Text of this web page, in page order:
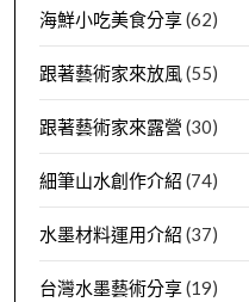
海鮮小吃美食分享 (62)
跟著藝術家來放風 (55)
跟著藝術家來露營 (30)
細筆山水創作介紹 (74)
水墨材料運用介紹 (37)
台灣水墨藝術分享 (19)